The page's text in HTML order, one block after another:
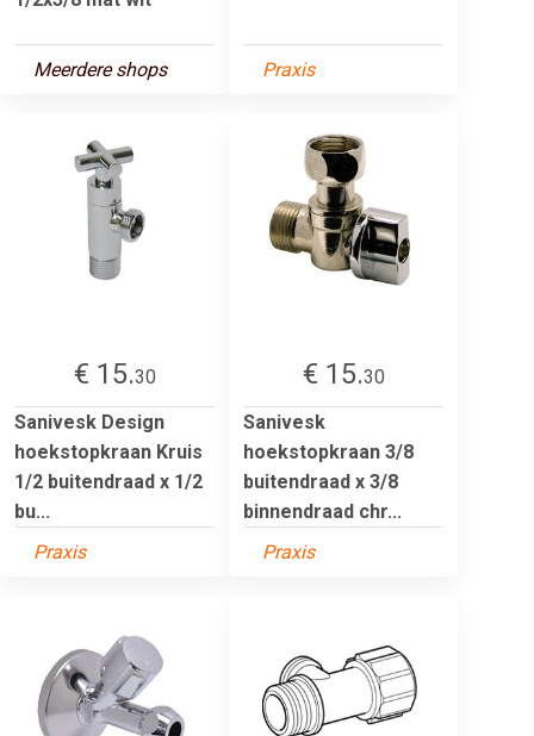
Meerdere shops Praxis
€ 15.30
Sanivesk Design
hoekstopkraan Kruis
1/2 buitendraad x 1/2
bu...
Praxis
€ 15.30
Sanivesk
hoekstopkraan 3/8
buitendraad x 3/8
binnendraad chr...
Praxis